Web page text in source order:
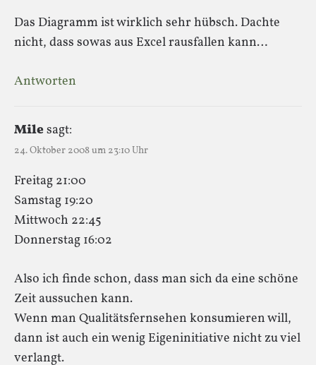
Das Diagramm ist wirklich sehr hübsch. Dachte
nicht, dass sowas aus Excel rausfallen kann…
Antworten
Milesagt:
24. Oktober 2008 um 23:10 Uhr
Freitag 21:00
Samstag 19:20
Mittwoch 22:45
Donnerstag 16:02
Also ich finde schon, dass man sich da eine schöne
Zeit aussuchen kann.
Wenn man Qualitätsfernsehen konsumieren will,
dann ist auch ein wenig Eigeninitiative nicht zu viel
verlangt.